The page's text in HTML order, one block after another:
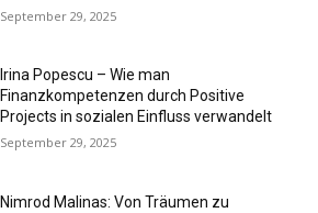
September 29, 2025
Irina Popescu – Wie man
Finanzkompetenzen durch Positive
Projects in sozialen Einfluss verwandelt
September 29, 2025
Nimrod Malinas: Von Träumen zu